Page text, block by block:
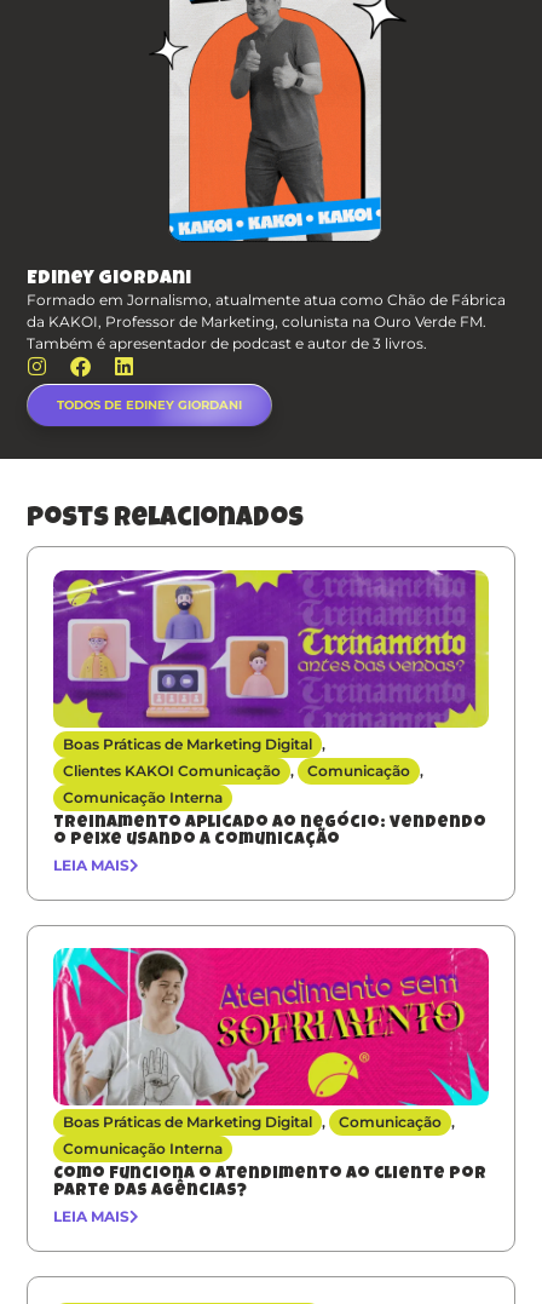
Ediney Giordani
Formado em Jornalismo, atualmente atua como Chão de Fábrica
da KAKOI, Professor de Marketing, colunista na Ouro Verde FM.
Também é apresentador de podcast e autor de 3 livros.
TODOS DE EDINEY GIORDANI
posts relacionados
Boas Práticas de Marketing Digital ,
Clientes KAKOI Comunicação , Comunicação ,
Comunicação Interna
Treinamento aplicado ao negócio: vendendo
o peixe usando a comunicação
LEIA MAIS
Boas Práticas de Marketing Digital , Comunicação ,
Comunicação Interna
Como funciona o atendimento ao cliente por
parte das agências?
LEIA MAIS